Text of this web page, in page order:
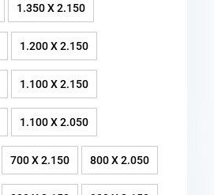
1.350 X 2.150
1.200 X 2.150
1.100 X 2.150
1.100 X 2.050
700 X 2.150 800 X 2.050